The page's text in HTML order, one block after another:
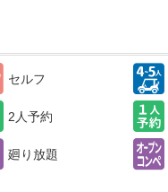
セルフ
2人予約
廻り放題